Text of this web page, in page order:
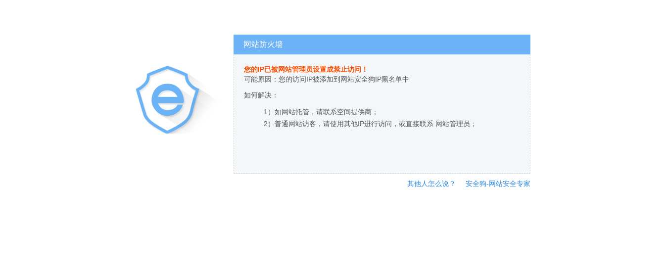
网站防火墙
您的IP已被网站管理员设置成禁止访问！
可能原因：您的访问IP被添加到网站安全狗IP黑名单中
如何解决：
1）如网站托管，请联系空间提供商；
2）普通网站访客，请使用其他IP进行访问，或直接联系 网站管理员；
其他人怎么说？ 安全狗-网站安全专家